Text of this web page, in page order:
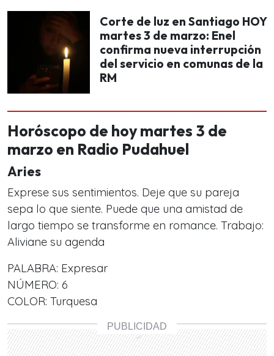
Corte de luz en Santiago HOY
martes 3 de marzo: Enel
confirma nueva interrupción
del servicio en comunas de la
RM
Horóscopo de hoy martes 3 de
marzo en Radio Pudahuel
Aries
Exprese sus sentimientos. Deje que su pareja
sepa lo que siente. Puede que una amistad de
largo tiempo se transforme en romance. Trabajo:
Aliviane su agenda
PALABRA: Expresar
NÚMERO: 6
COLOR: Turquesa